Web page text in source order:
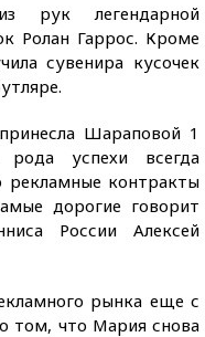
рук легендарной
Ролан Гаррос. Кроме
сувенира кусочек
Шараповой 1
успехи всегда
рекламные контракты
дорогие говорит
России Алексей
рынка еще с
том, что Мария снова